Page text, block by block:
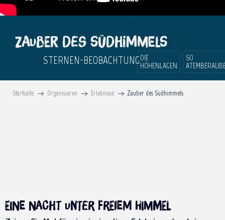
Zauber des Südhimmels
STERNEN-BEOBACHTUNGDIE
HÖHENLAGEN
SO
Startseite Organisieren Erlebnisse Zauber des Südhimmels
Eine Nacht unter freiem Himmel